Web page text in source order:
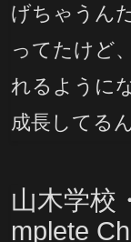
げちゃうん
ってたけど
れるように
成長してる
山木学校
mplete